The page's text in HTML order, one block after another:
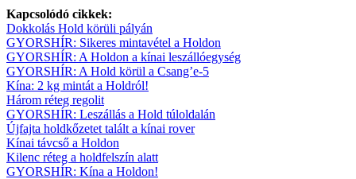
Kapcsolódó cikkek:
Dokkolás Hold körüli pályán
GYORSHÍR: Sikeres mintavétel a Holdon
GYORSHÍR: A Holdon a kínai leszállóegység
GYORSHÍR: A Hold körül a Csang’e-5
Kína: 2 kg mintát a Holdról!
Három réteg regolit
GYORSHÍR: Leszállás a Hold túloldalán
Újfajta holdkőzetet talált a kínai rover
Kínai távcső a Holdon
Kilenc réteg a holdfelszín alatt
GYORSHÍR: Kína a Holdon!